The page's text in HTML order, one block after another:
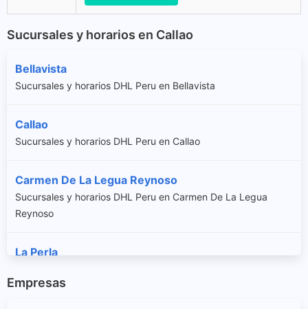
Sucursales y horarios en Callao
Bellavista
Sucursales y horarios DHL Peru en Bellavista
Callao
Sucursales y horarios DHL Peru en Callao
Carmen De La Legua Reynoso
Sucursales y horarios DHL Peru en Carmen De La Legua
Reynoso
La Perla
Empresas